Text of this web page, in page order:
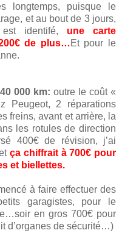
longtemps, puisque le
et au bout de 3 jours,
identifé, une carte
de plus…Et pour le
000 km: outre le coût «
Peugeot, 2 réparations
freins, avant et arrière, la
les rotules de direction
400€ de révision, j’ai
ça chiffrait à 700€ pour
et biellettes.
à faire effectuer des
garagistes, pour le
en gros 700€ pour
d’organes de sécurité…)